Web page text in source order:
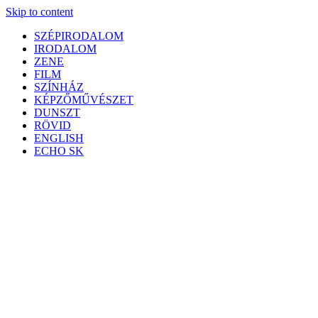
Skip to content
SZÉPIRODALOM
IRODALOM
ZENE
FILM
SZÍNHÁZ
KÉPZŐMŰVÉSZET
DUNSZT
RÖVID
ENGLISH
ECHO SK